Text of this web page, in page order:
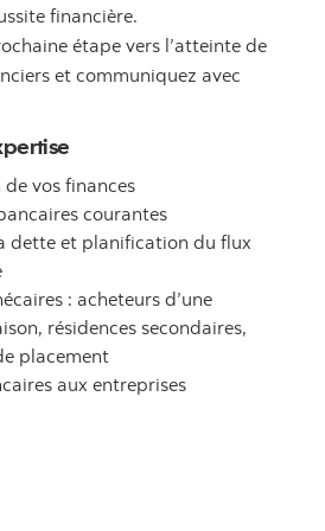
financière.
étape vers l’atteinte de
et communiquez avec
vos finances
courantes
dette et planification du flux
: acheteurs d’une
résidences secondaires,
placement
aux entreprises